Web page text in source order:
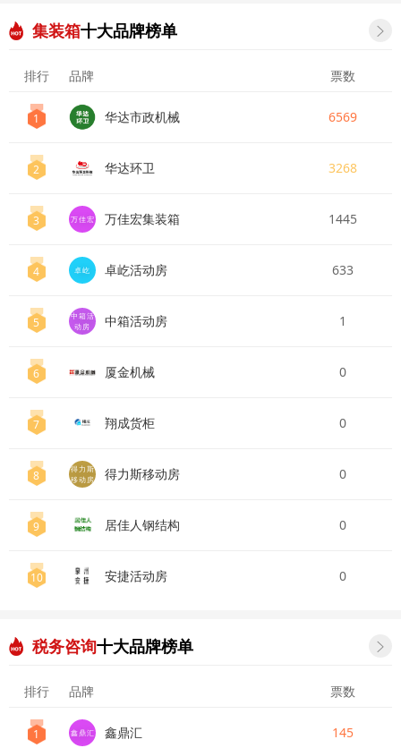
集装箱十大品牌榜单 
排行 品牌 票数
1 华达市政机械 6569
2 华达环卫 3268
3 万佳宏 万佳宏集装箱 1445
4 卓屹 卓屹活动房 633
5
中箱活
动房
中箱活动房 1
6 厦金机械 0
7 翔成货柜 0
8
得力斯
移动房
得力斯移动房 0
9 居佳人钢结构 0
10 安捷活动房 0
税务咨询十大品牌榜单 
排行 品牌 票数
1 鑫鼎汇 鑫鼎汇 145